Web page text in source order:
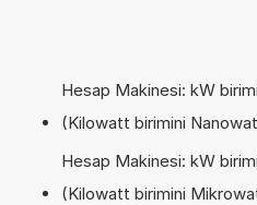
Hesap Makinesi: kW
(Kilowatt birimini
Hesap Makinesi: kW
(Kilowatt birimini